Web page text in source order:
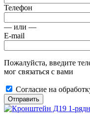
Телефон
— или —
E-mail
Пожалуйста, введите
мог связаться с вами
Согласие на
Отправить